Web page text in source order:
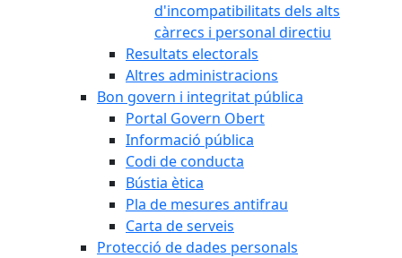
d'incompatibilitats dels alts
càrrecs i personal directiu
Resultats electorals
Altres administracions
Bon govern i integritat pública
Portal Govern Obert
Informació pública
Codi de conducta
Bústia ètica
Pla de mesures antifrau
Carta de serveis
Protecció de dades personals